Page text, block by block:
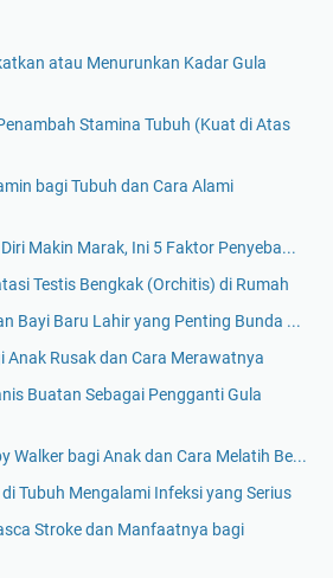
atau Menurunkan Kadar Gula
Stamina Tubuh (Kuat di Atas
bagi Tubuh dan Cara Alami
Makin Marak, Ini 5 Faktor Penyeba...
Testis Bengkak (Orchitis) di Rumah
Bayi Baru Lahir yang Penting Bunda ...
Anak Rusak dan Cara Merawatnya
Buatan Sebagai Pengganti Gula
Walker bagi Anak dan Cara Melatih Be...
Tubuh Mengalami Infeksi yang Serius
Stroke dan Manfaatnya bagi